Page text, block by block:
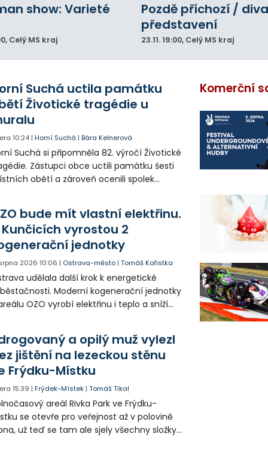
show: Varieté
, Celý MS kraj
Pozdě příchozí /
představení
23.11.19:00, Celý MS kraj
Suchá uctila památku
Životické tragédie u
10:24 |Horní Suchá |Bára Kelnerová
Suchá si připomněla 82. výročí Životické
Zástupci obce uctili památku šesti
obětí a zároveň ocenili spolek
bude mít vlastní elektřinu.
Kunčicích vyrostou 2
jednotky
2026 10:06 | Ostrava-město |Tomáš Kořistka
udělala další krok k energetické
Moderní kogenerační jednotky
OZO vyrobí elektřinu i teplo a sníží
a opilý muž vylezl
jištění na lezeckou stěnu
Frýdku-Místku
15:39 |Frýdek-Místek |Tomáš Tikal
areál Rivka Park ve Frýdku-
se otevře pro veřejnost až v polovině
už teď se tam ale sjely všechny složky
Komerční